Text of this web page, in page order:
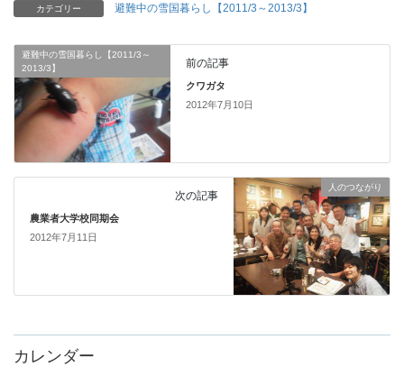
カテゴリー 避難中の雪国暮らし【2011/3～2013/3】
避難中の雪国暮らし【2011/3～
2013/3】
前の記事
クワガタ
2012年7月10日
人のつながり
次の記事
農業者大学校同期会
2012年7月11日
カレンダー